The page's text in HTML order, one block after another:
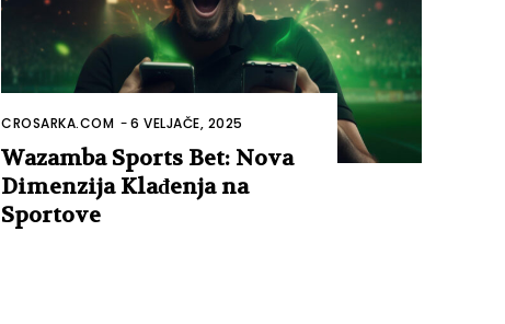
CROSARKA.COM -6 VELJAČE, 2025
Wazamba Sports Bet: Nova
Dimenzija Klađenja na
Sportove